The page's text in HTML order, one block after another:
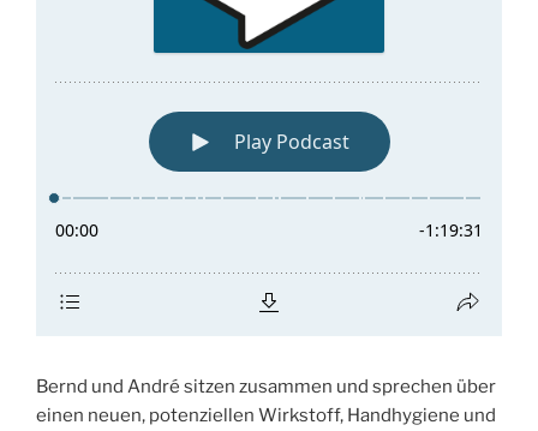
Bernd und André sitzen zusammen und sprechen über
einen neuen, potenziellen Wirkstoff, Handhygiene und